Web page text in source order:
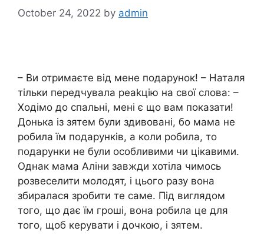
October 24, 2022 by admin
– Ви отримаєте від мене подарунок! – Наталя
тільки передчувала реаkцію на свої слова: –
Ходімо до спальні, мені є що вам показати!
Донька із зятем були здивовані, бо мама не
робила їм подарунків, а коли робила, то
подарунки не були особливими чи цікавими.
Однак мама Аліни завжди хотіла чимось
розвеселити молодят, і цього разу вона
збиралася зробити те саме. Під виглядом
того, що дає їм гроші, вона робила це для
того, щоб керувати і дочкою, і зятем.